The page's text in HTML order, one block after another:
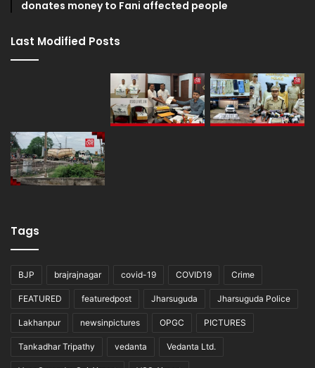
donates money to Fani affected people
Last Modified Posts
Tags
BJP brajrajnagar covid-19 COVID19 Crime
FEATURED featuredpost Jharsuguda Jharsuguda Police
Lakhanpur newsinpictures OPGC PICTURES
Tankadhar Tripathy vedanta Vedanta Ltd.